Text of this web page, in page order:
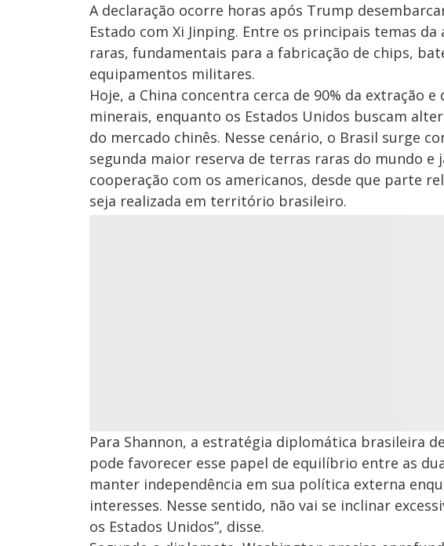
A declaração ocorre horas após Trump
Estado com Xi Jinping. Entre os principais temas
raras, fundamentais para a fabricação de chips,
equipamentos militares.
Hoje, a China concentra cerca de 90% da extração
minerais, enquanto os Estados Unidos buscam
do mercado chinês. Nesse cenário, o Brasil surge
segunda maior reserva de terras raras do mundo e
cooperação com os americanos, desde que parte
seja realizada em território brasileiro.
Para Shannon, a estratégia diplomática brasileira
pode favorecer esse papel de equilíbrio entre as
manter independência em sua política externa
interesses. Nesse sentido, não vai se inclinar
os Estados Unidos”, disse.